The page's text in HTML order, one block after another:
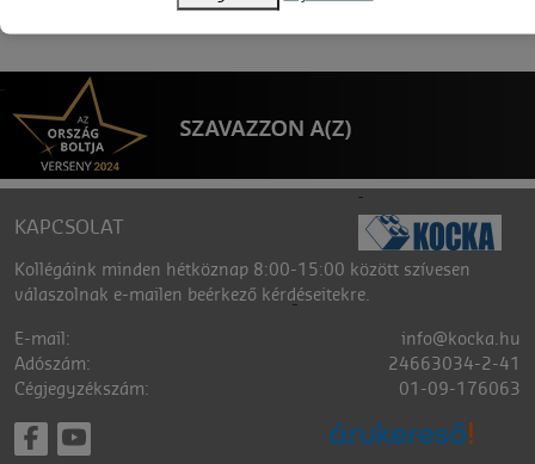
KAPCSOLAT
Kollégáink minden hétköznap 8:00-15:00 között szívesen
válaszolnak e-mailen beérkező kérdéseitekre.
E-mail:
info@kocka.hu
Adószám:
24663034-2-41
Cégjegyzékszám:
01-09-176063